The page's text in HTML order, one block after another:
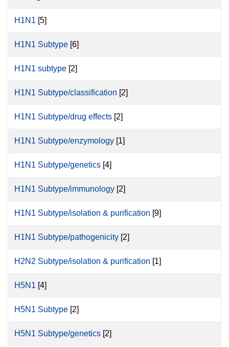
H1N1 [5]
H1N1 Subtype [6]
H1N1 subtype [2]
H1N1 Subtype/classification [2]
H1N1 Subtype/drug effects [2]
H1N1 Subtype/enzymology [1]
H1N1 Subtype/genetics [4]
H1N1 Subtype/immunology [2]
H1N1 Subtype/isolation & purification [9]
H1N1 Subtype/pathogenicity [2]
H2N2 Subtype/isolation & purification [1]
H5N1 [4]
H5N1 Subtype [2]
H5N1 Subtype/genetics [2]